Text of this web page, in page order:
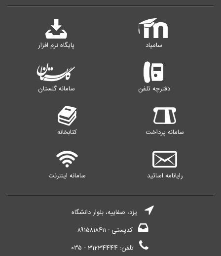
سامیاد پایگاه نرم افزار
دفترچه تلفن سامانه گلستان
سامانه پرداخت کتابخانه
رایانامه اساتید سامانه اینترنت
یزد، صفاییه، بلوار دانشگاه
کدپستی : ۸۹۱۵۸۱۸۴۱۱
تلفن: 31234444 - ۰۳۵